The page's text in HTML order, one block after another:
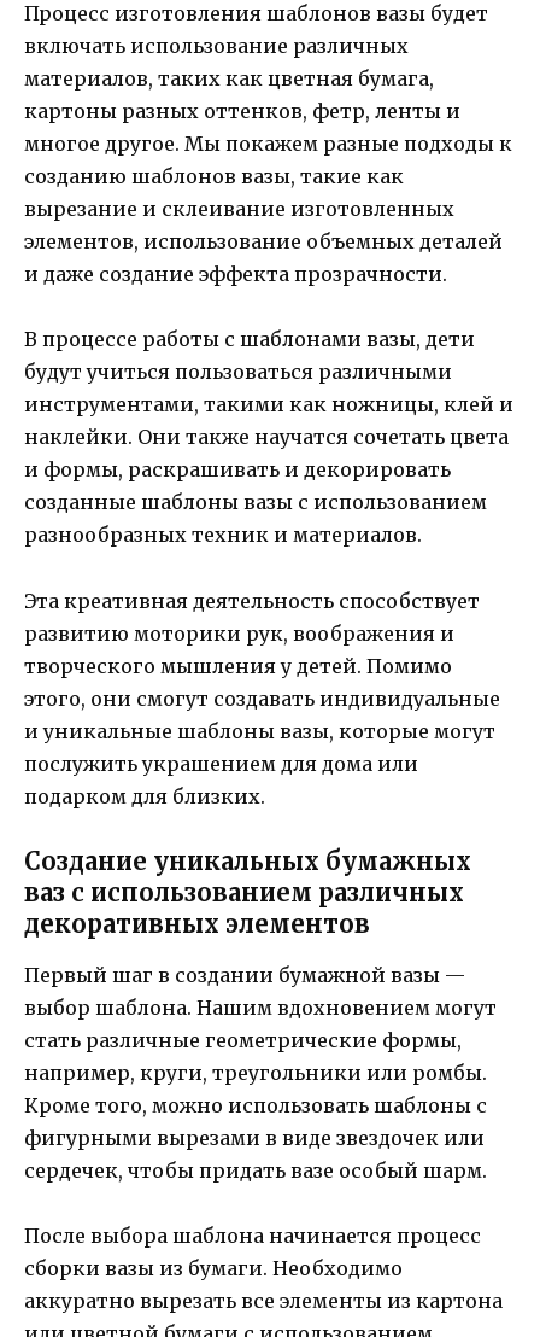
Процесс изготовления шаблонов вазы будет
включать использование различных
материалов, таких как цветная бумага,
картоны разных оттенков, фетр, ленты и
многое другое. Мы покажем разные подходы к
созданию шаблонов вазы, такие как
вырезание и склеивание изготовленных
элементов, использование объемных деталей
и даже создание эффекта прозрачности.
В процессе работы с шаблонами вазы, дети
будут учиться пользоваться различными
инструментами, такими как ножницы, клей и
наклейки. Они также научатся сочетать цвета
и формы, раскрашивать и декорировать
созданные шаблоны вазы с использованием
разнообразных техник и материалов.
Эта креативная деятельность способствует
развитию моторики рук, воображения и
творческого мышления у детей. Помимо
этого, они смогут создавать индивидуальные
и уникальные шаблоны вазы, которые могут
послужить украшением для дома или
подарком для близких.
Создание уникальных бумажных
ваз с использованием различных
декоративных элементов
Первый шаг в создании бумажной вазы —
выбор шаблона. Нашим вдохновением могут
стать различные геометрические формы,
например, круги, треугольники или ромбы.
Кроме того, можно использовать шаблоны с
фигурными вырезами в виде звездочек или
сердечек, чтобы придать вазе особый шарм.
После выбора шаблона начинается процесс
сборки вазы из бумаги. Необходимо
аккуратно вырезать все элементы из картона